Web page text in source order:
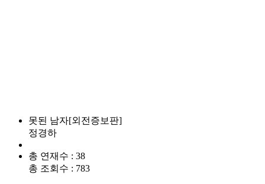
못된 남자[외전증보판]
정경하
총 연재수 : 38
총 조회수 : 783